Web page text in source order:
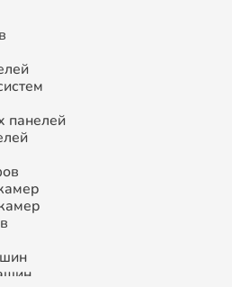
панелей